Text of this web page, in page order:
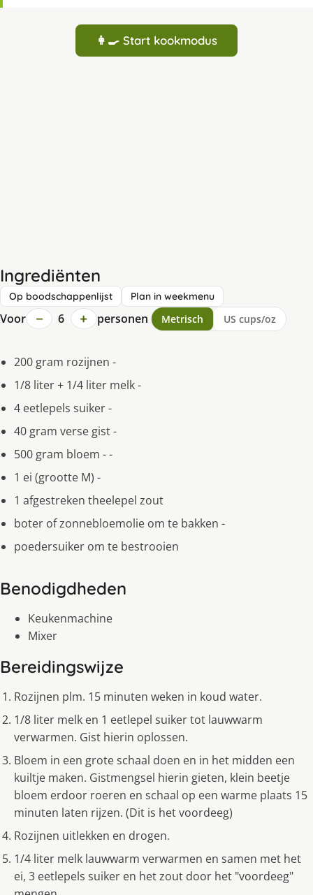
👩‍🍳 Start kookmodus
Ingrediënten
Op boodschappenlijst Plan in weekmenu
Voor − 6 + personen Metrisch US cups/oz
200 gram rozijnen -
1/8 liter + 1/4 liter melk -
4 eetlepels suiker -
40 gram verse gist -
500 gram bloem - -
1 ei (grootte M) -
1 afgestreken theelepel zout
boter of zonnebloemolie om te bakken -
poedersuiker om te bestrooien
Benodigdheden
Keukenmachine
Mixer
Bereidingswijze
Rozijnen plm. 15 minuten weken in koud water.
1/8 liter melk en 1 eetlepel suiker tot lauwwarm
verwarmen. Gist hierin oplossen.
Bloem in een grote schaal doen en in het midden een
kuiltje maken. Gistmengsel hierin gieten, klein beetje
bloem erdoor roeren en schaal op een warme plaats 15
minuten laten rijzen. (Dit is het voordeeg)
Rozijnen uitlekken en drogen.
1/4 liter melk lauwwarm verwarmen en samen met het
ei, 3 eetlepels suiker en het zout door het "voordeeg"